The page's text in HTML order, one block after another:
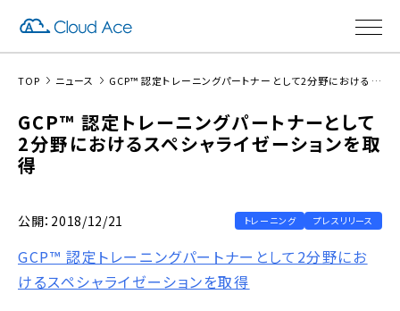
TOP ニュース GCP™ 認定トレーニングパートナーとして2分野におけるスペシャライゼーションを取得
GCP™ 認定トレーニングパートナーとして
2分野におけるスペシャライゼーションを取
得
公開：2018/12/21 トレーニング プレスリリース
GCP™ 認定トレーニングパートナーとして2分野にお
けるスペシャライゼーションを取得